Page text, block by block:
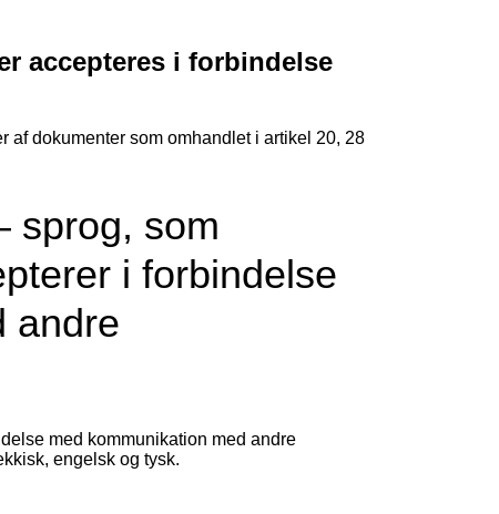
accepteres i forbindelse
af dokumenter som omhandlet i artikel 20, 28
sprog, som
i forbindelse
andre
med kommunikation med andre
engelsk og tysk.